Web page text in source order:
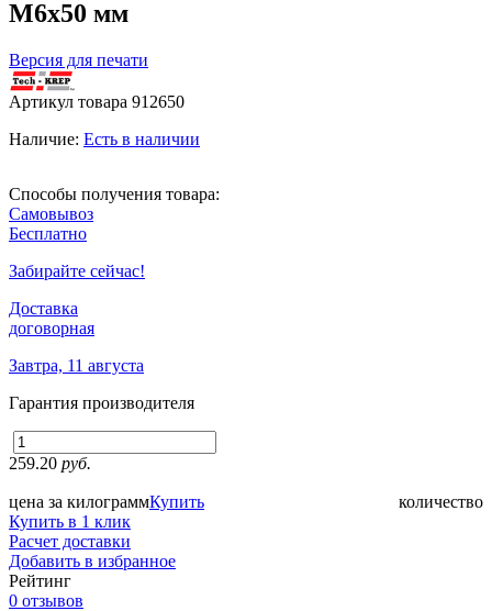
М6х50 мм
Версия для печати
Артикул товара 912650
Наличие: Есть в наличии
Способы получения товара:
Самовывоз
Бесплатно
Забирайте сейчас!
Доставка
договорная
Завтра, 11 августа
Гарантия производителя
259.20 руб.
цена за килограмм количество
Купить
Купить в 1 клик
Расчет доставки
Добавить в избранное
Рейтинг
0 отзывов